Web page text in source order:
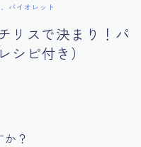
バイオレット
リスで決まり！パ
ピ付き）
？